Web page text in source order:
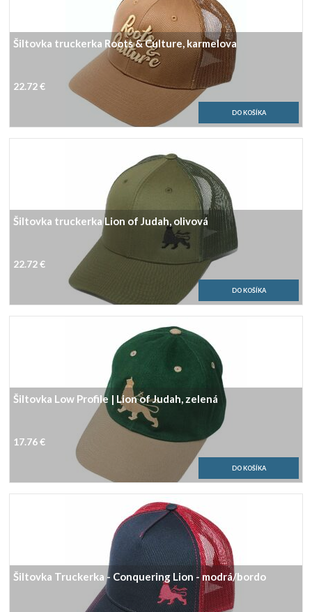
Šiltovka truckerka Roots & Culture, karmelova
22.72 €
Šiltovka truckerka Lion of Judah, olivová
22.72 €
Šiltovka Low Profile | Lion of Judah, zelená
17.76 €
Šiltovka Truckerka - Conquering Lion - modrá/bordo